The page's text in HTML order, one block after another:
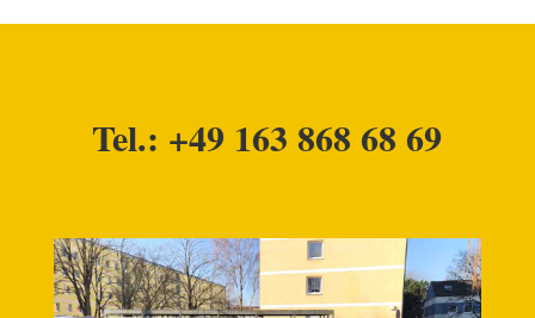
Tel.: +49 163 868 68 69